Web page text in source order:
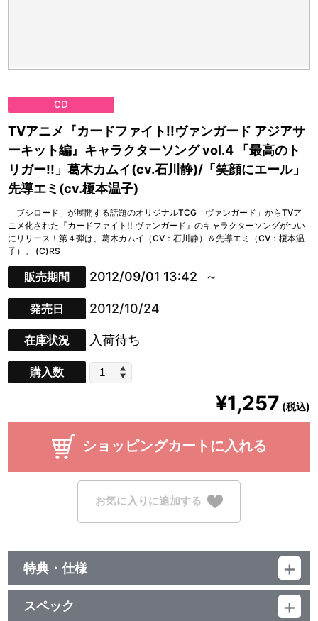
CD
TVアニメ『カードファイト!!ヴァンガード アジアサ
ーキット編』キャラクターソング vol.4 「最高のト
リガー!!」葛木カムイ(cv.石川静)/「笑顔にエール」
先導エミ(cv.榎本温子)
「ブシロード」が展開する話題のオリジナルTCG「ヴァンガード」からTVア
ニメ化された『カードファイト!! ヴァンガード』のキャラクターソングがつい
にリリース！第４弾は、葛木カムイ（CV：石川静）＆先導エミ（CV：榎本温
子）。 (C)RS
販売期間 2012/09/01 13:42
発売日 2012/10/24
在庫状況 入荷待ち
購入数
¥1,257 (税込)
ショッピングカートに入れる
お気に入りに追加する
特典・仕様
他、仕様
描き下ろしジャケット
スペック